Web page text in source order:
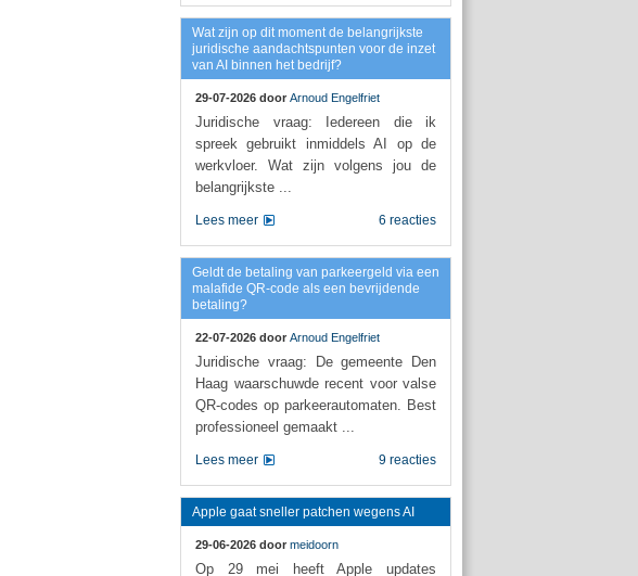
Wat zijn op dit moment de belangrijkste
juridische aandachtspunten voor de inzet
van AI binnen het bedrijf?
29-07-2026 door Arnoud Engelfriet
Juridische vraag: Iedereen die ik
spreek gebruikt inmiddels AI op de
werkvloer. Wat zijn volgens jou de
belangrijkste ...
6 reacties
Lees meer
Geldt de betaling van parkeergeld via een
malafide QR-code als een bevrijdende
betaling?
22-07-2026 door Arnoud Engelfriet
Juridische vraag: De gemeente Den
Haag waarschuwde recent voor valse
QR-codes op parkeerautomaten. Best
professioneel gemaakt ...
9 reacties
Lees meer
Apple gaat sneller patchen wegens AI
29-06-2026 door meidoorn
Op 29 mei heeft Apple updates